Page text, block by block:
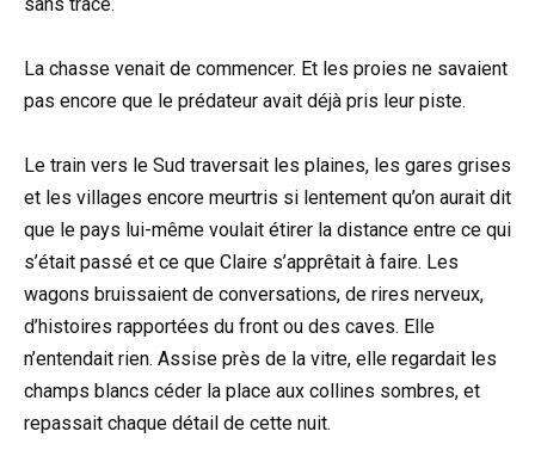
La chasse venait de commencer. Et les proies ne savaient
pas encore que le prédateur avait déjà pris leur piste.
Le train vers le Sud traversait les plaines, les gares grises
et les villages encore meurtris si lentement qu’on aurait dit
que le pays lui-même voulait étirer la distance entre ce qui
s’était passé et ce que Claire s’apprêtait à faire. Les
wagons bruissaient de conversations, de rires nerveux,
d’histoires rapportées du front ou des caves. Elle
n’entendait rien. Assise près de la vitre, elle regardait les
champs blancs céder la place aux collines sombres, et
repassait chaque détail de cette nuit.